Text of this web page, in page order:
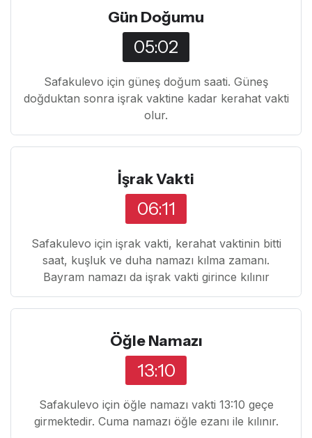
Gün Doğumu
05:02
Safakulevo için güneş doğum saati. Güneş
doğduktan sonra işrak vaktine kadar kerahat vakti
olur.
İşrak Vakti
06:11
Safakulevo için işrak vakti, kerahat vaktinin bitti
saat, kuşluk ve duha namazı kılma zamanı.
Bayram namazı da işrak vakti girince kılınır
Öğle Namazı
13:10
Safakulevo için öğle namazı vakti 13:10 geçe
girmektedir. Cuma namazı öğle ezanı ile kılınır.